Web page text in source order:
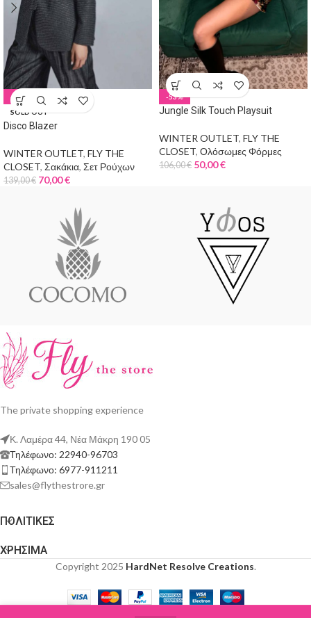
-50%
SOLD OUT
Disco Blazer
WINTER OUTLET, FLY THE
CLOSET, Σακάκια, Σετ Ρούχων
139,00€ 70,00€
-53%
Jungle Silk Touch Playsuit
WINTER OUTLET, FLY THE
CLOSET, Ολόσωμες Φόρμες
106,00€ 50,00€
The private shopping experience
Κ. Λαμέρα 44, Νέα Μάκρη 190 05
Τηλέφωνο: 22940-96703
Τηλέφωνο: 6977-911211
sales@flythestrore.gr
ΠΟΛΙΤΙΚΕΣ
ΧΡΗΣΙΜΑ
Copyright 2025 HardNet Resolve Creations.